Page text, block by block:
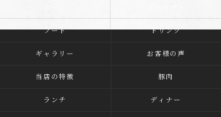
コンセプト
フード ドリンク
ギャラリー お客様の声
当店の特徴 豚肉
ランチ ディナー